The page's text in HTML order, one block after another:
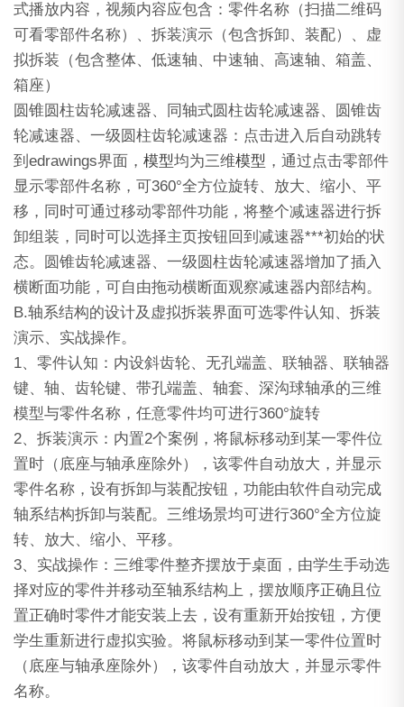
式播放内容，视频内容应包含：零件名称（扫描二维码
可看零部件名称）、拆装演示（包含拆卸、装配）、虚
拟拆装（包含整体、低速轴、中速轴、高速轴、箱盖、
箱座）
圆锥圆柱齿轮减速器、同轴式圆柱齿轮减速器、圆锥齿
轮减速器、一级圆柱齿轮减速器：点击进入后自动跳转
到edrawings界面，模型均为三维模型 ，通过点击零部件
显示零部件名称，可360°全方位旋转、放大、缩小、平
移，同时可通过移动零部件功能，将整个减速器进行拆
卸组装，同时可以选择主页按钮回到减速器***初始的状
态。圆锥齿轮减速器、一级圆柱齿轮减速器增加了插入
横断面功能，可自由拖动横断面观察减速器内部结构。
B.轴系结构的设计及虚拟拆装界面可选零件认知、拆装
演示、实战操作。
1、零件认知：内设斜齿轮、无孔端盖、联轴器、联轴器
键、轴、齿轮键、带孔端盖、轴套、深沟球轴承的三维
模型与零件名称，任意零件均可进行360°旋转
2、拆装演示：内置2个案例，将鼠标移动到某一零件位
置时（底座与轴承座除外），该零件自动放大，并显示
零件名称，设有拆卸与装配按钮，功能由软件自动完成
轴系结构拆卸与装配。三维场景均可进行360°全方位旋
转、放大、缩小、平移。
3、实战操作：三维零件整齐摆放于桌面，由学生手动选
择对应的零件并移动至轴系结构上，摆放顺序正确且位
置正确时零件才能安装上去，设有重新开始按钮，方便
学生重新进行虚拟实验。将鼠标移动到某一零件位置时
（底座与轴承座除外），该零件自动放大，并显示零件
名称。